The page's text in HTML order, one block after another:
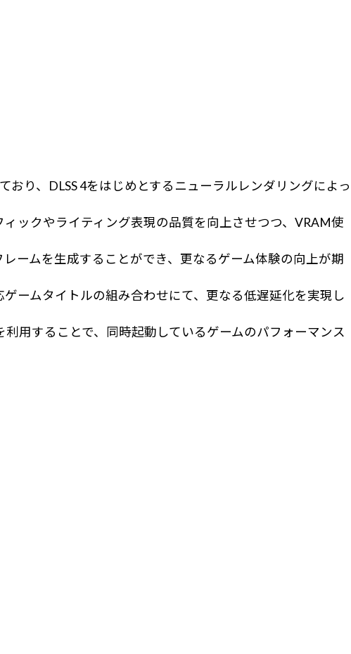
り、DLSS 4をはじめとするニューラルレンダリングによっ
ックやライティング表現の品質を向上させつつ、VRAM使
ームを生成することができ、更なるゲーム体験の向上が期
ームタイトルの組み合わせにて、更なる低遅延化を実現し
用することで、同時起動しているゲームのパフォーマンス